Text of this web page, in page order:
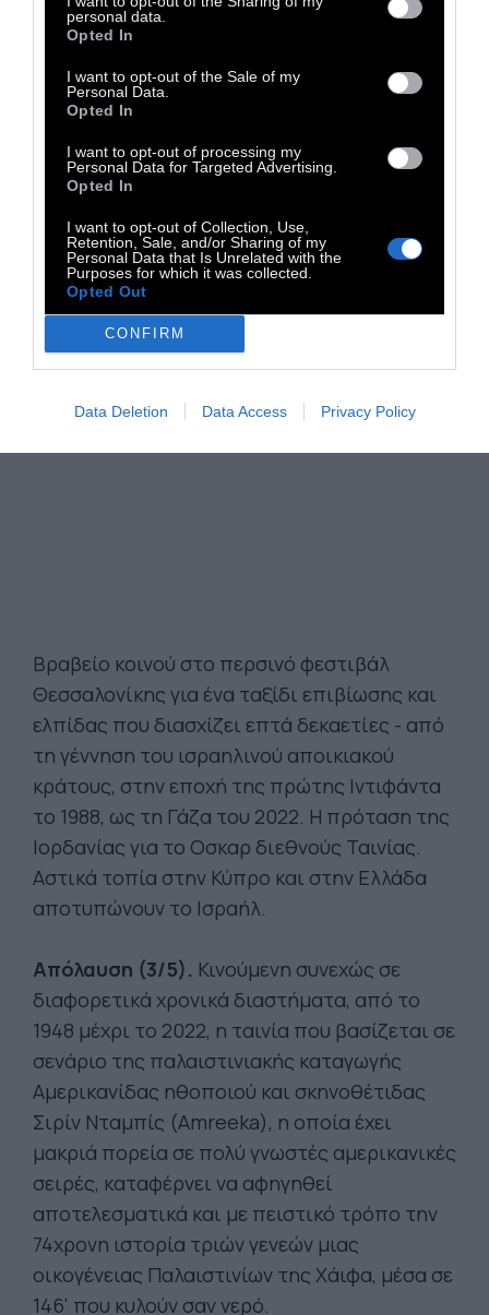
personal data.
Opted In
I want to opt-out of the Sale of my
Personal Data.
Opted In
I want to opt-out of processing my
Personal Data for Targeted Advertising.
Opted In
I want to opt-out of Collection, Use,
Retention, Sale, and/or Sharing of my
Personal Data that Is Unrelated with the
Purposes for which it was collected.
Opted Out
CONFIRM
Data Deletion Data Access Privacy Policy
Βραβείο κοινού στο περσινό φεστιβάλ
Θεσσαλονίκης για ένα ταξίδι επιβίωσης και
ελπίδας που διασχίζει επτά δεκαετίες - από
τη γέννηση του ισραηλινού αποικιακού
κράτους, στην εποχή της πρώτης Ιντιφάντα
το 1988, ως τη Γάζα του 2022. Η πρόταση της
Ιορδανίας για το Οσκαρ διεθνούς Ταινίας.
Αστικά τοπία στην Κύπρο και στην Ελλάδα
αποτυπώνουν το Ισραήλ.
Απόλαυση (3/5). Κινούμενη συνεχώς σε
διαφορετικά χρονικά διαστήματα, από το
1948 μέχρι το 2022, η ταινία που βασίζεται σε
σενάριο της παλαιστινιακής καταγωγής
Αμερικανίδας ηθοποιού και σκηνοθέτιδας
Σιρίν Νταμπίς (Amreeka), η οποία έχει
μακριά πορεία σε πολύ γνωστές αμερικανικές
σειρές, καταφέρνει να αφηγηθεί
αποτελεσματικά και με πειστικό τρόπο την
74χρονη ιστορία τριών γενεών μιας
οικογένειας Παλαιστινίων της Χάιφα, μέσα σε
146' που κυλούν σαν νερό.